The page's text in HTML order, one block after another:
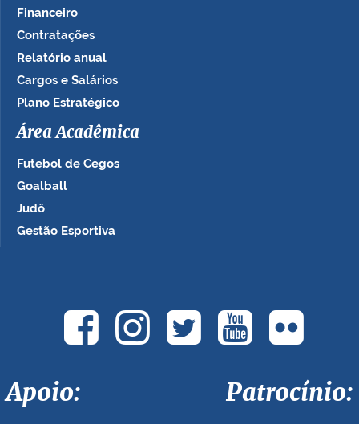
Financeiro
Contratações
Relatório anual
Cargos e Salários
Plano Estratégico
Área Acadêmica
Futebol de Cegos
Goalball
Judô
Gestão Esportiva
Apoio: Patrocínio: